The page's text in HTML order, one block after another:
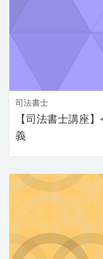
司法書士
【司法書士講座
義